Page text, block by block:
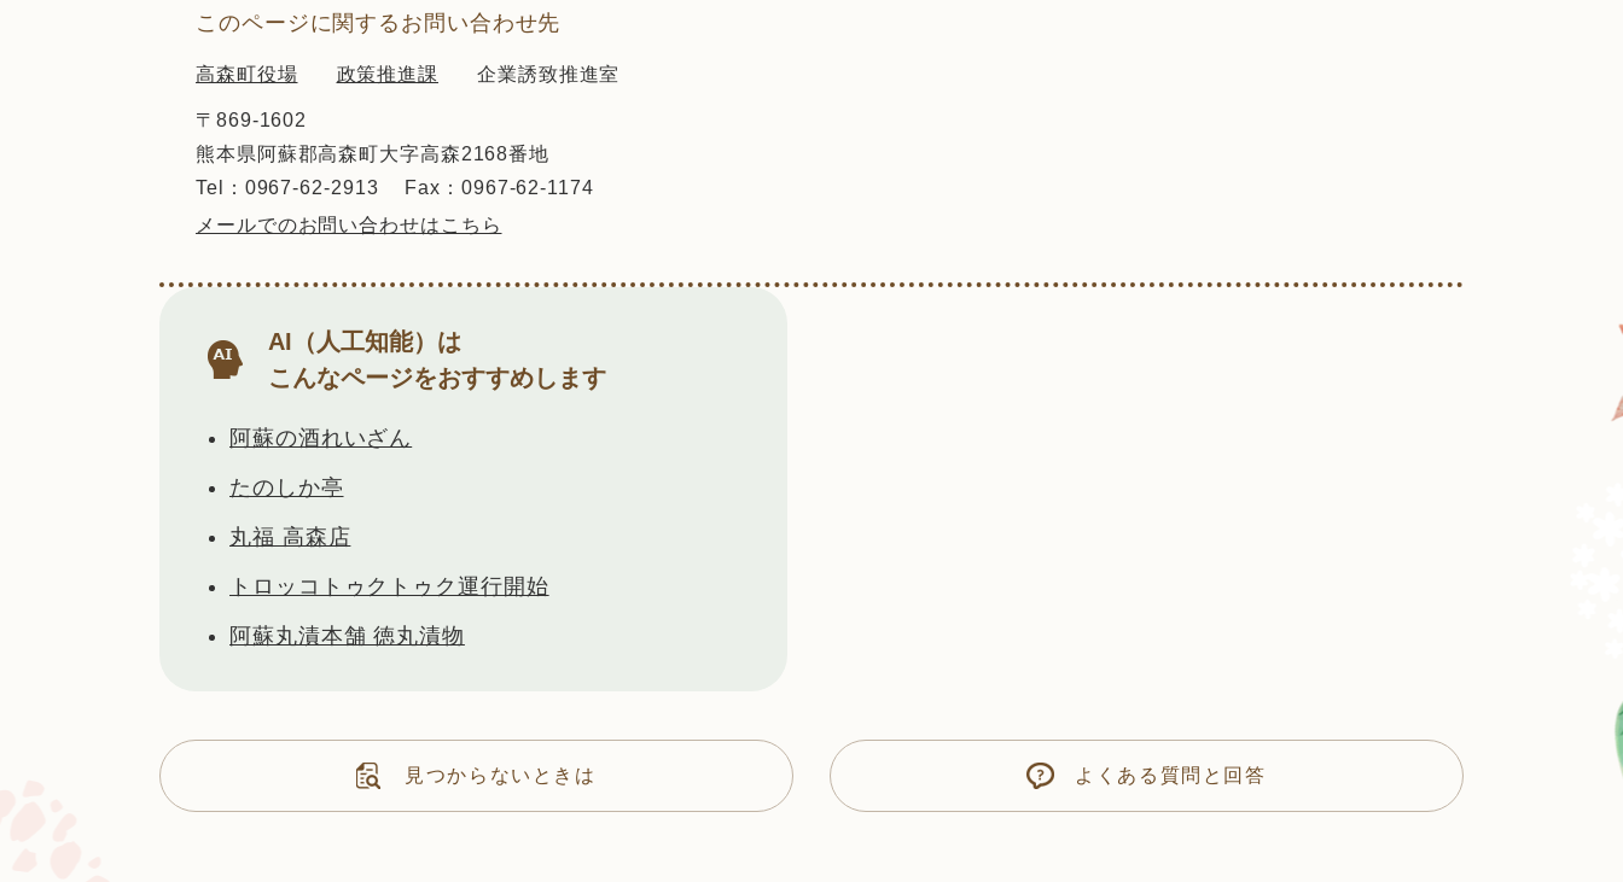
このページに関するお問い合わせ先
高森町役場 政策推進課 企業誘致推進室
〒869-1602
熊本県阿蘇郡高森町大字高森2168番地
Tel：0967-62-2913
Fax：0967-62-1174
メールでのお問い合わせはこちら
AI（人工知能）は
こんなページをおすすめします
阿蘇の酒れいざん
たのしか亭
丸福 高森店
トロッコトゥクトゥク運行開始
阿蘇丸漬本舗 徳丸漬物
見つからないときは よくある質問と回答